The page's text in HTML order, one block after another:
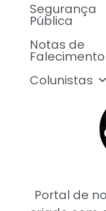
Portal de
Segurança
Pública
Notas de
Falecimento
Colunistas